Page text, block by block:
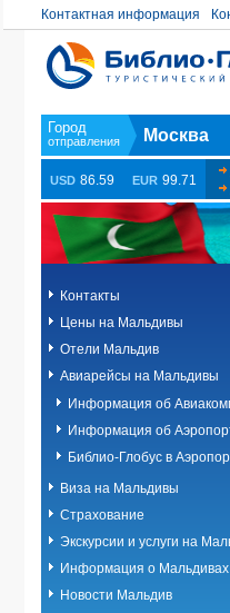
Контактная информация
Москва
USD 86.59 EUR 99.71
Контакты
Цены на Мальдивы
Отели Мальдив
Авиарейсы на Мальдивы
Информация об
Информация об
Библио-Глобус в
Виза на Мальдивы
Страхование
Экскурсии и услуги на
Информация о Мальдивах
Новости Мальдив